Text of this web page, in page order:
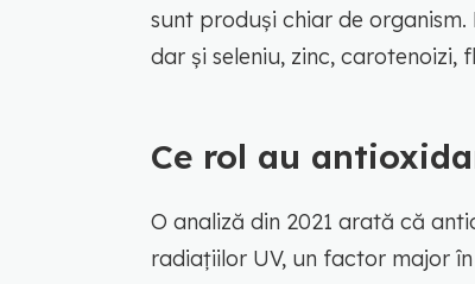
sunt produși chiar de organism.
dar și seleniu, zinc, carotenoizi,
Ce rol au
O analiză din 2021 arată că
radiațiilor UV, un factor major